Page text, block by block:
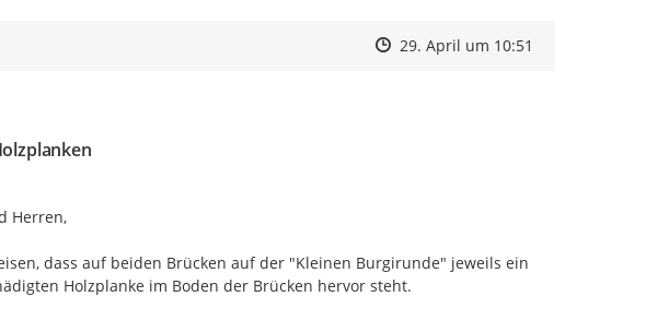
Zeitpunkt des Erstellens
Zeitpunkt des Erstellens
29. April um 10:51
Herren,
dass auf beiden Brücken auf der "Kleinen Burgirunde" jeweils ein
Holzplanke im Boden der Brücken hervor steht.